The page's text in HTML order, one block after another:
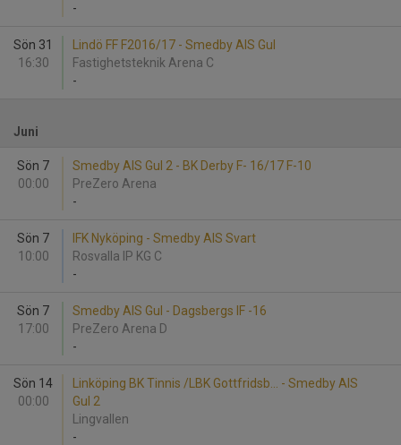
-
Sön 31
16:30
Lindö FF F2016/17 - Smedby AIS Gul
Fastighetsteknik Arena C
-
Juni
Sön 7
00:00
Smedby AIS Gul 2 - BK Derby F- 16/17 F-10
PreZero Arena
-
Sön 7
10:00
IFK Nyköping - Smedby AIS Svart
Rosvalla IP KG C
-
Sön 7
17:00
Smedby AIS Gul - Dagsbergs IF -16
PreZero Arena D
-
Sön 14
00:00
Linköping BK Tinnis /LBK Gottfridsb... - Smedby AIS
Gul 2
Lingvallen
-